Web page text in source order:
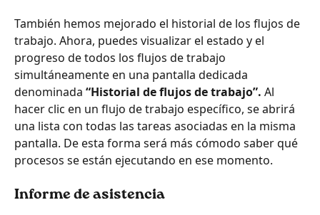
También hemos mejorado el historial de los flujos de
trabajo. Ahora, puedes visualizar el estado y el
progreso de todos los flujos de trabajo
simultáneamente en una pantalla dedicada
denominada “Historial de flujos de trabajo”. Al
hacer clic en un flujo de trabajo específico, se abrirá
una lista con todas las tareas asociadas en la misma
pantalla. De esta forma será más cómodo saber qué
procesos se están ejecutando en ese momento.
Informe de asistencia